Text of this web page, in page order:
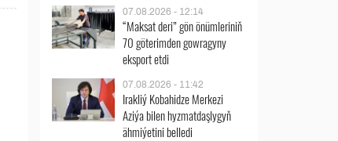
07.08.2026 - 12:14
“Maksat deri” gön önümleriniň
70 göterimden gowragyny
eksport etdi
07.08.2026 - 11:42
Irakliý Kobahidze Merkezi
Aziýa bilen hyzmatdaşlygyň
ähmiýetini belledi